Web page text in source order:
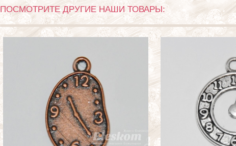
ПОСМОТРИТЕ ДРУГИЕ НАШИ ТОВАРЫ: